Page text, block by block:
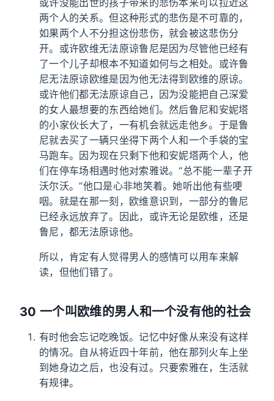
或许没能出世的孩子带来的悲伤本来可以拉近这
两个人的关系。但这种形式的悲伤是不可靠的，
如果两个人不分担这份悲伤，就会被这悲伤分
开。或许欧维无法原谅鲁尼是因为尽管他已经有
了一个儿子却根本不知道如何与之相处。或许鲁
尼无法原谅欧维是因为他无法得到欧维的原谅。
或许他们都无法原谅自己，因为没能把自己深爱
的女人最想要的东西给她们。然后鲁尼和安妮塔
的小家伙长大了，一有机会就远走他乡。于是鲁
尼就去买了一辆只坐得下两个人和一个手袋的宝
马跑车。因为现在只剩下他和安妮塔两个人，他
们在停车场相遇时他对索雅说。“总不能一辈子开
沃尔沃。”他口是心非地笑着。她听出他有些哽
咽。就是在那一刻，欧维意识到，一部分的鲁尼
已经永远放弃了。因此，或许无论是欧维，还是
鲁尼，都无法原谅他。
所以，肯定有人觉得男人的感情可以用车来解
读，但他们错了。
30 一个叫欧维的男人和一个没有他的社会
有时他会忘记吃晚饭。记忆中好像从来没有这样
的情况。自从将近四十年前，他在那列火车上坐
到她身边之后，也没有过。只要索雅在，生活就
有规律。